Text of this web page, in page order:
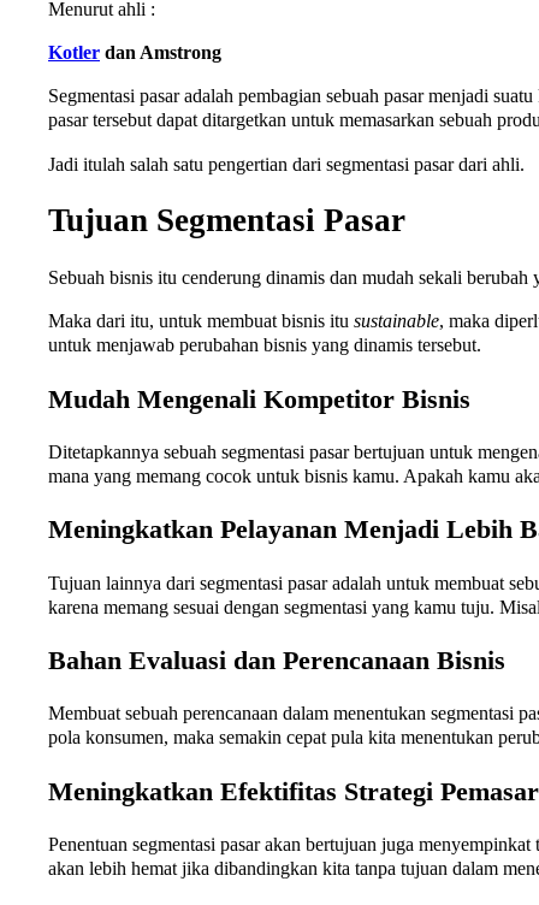
Menurut ahli :
Kotler dan Amstrong
Segmentasi pasar adalah pembagian sebuah pasar menjadi
pasar tersebut dapat ditargetkan untuk memasarkan sebuah
Jadi itulah salah satu pengertian dari segmentasi pasar dari ahli.
Tujuan Segmentasi Pasar
Sebuah bisnis itu cenderung dinamis dan mudah sekali
Maka dari itu, untuk membuat bisnis itu sustainable, maka
untuk menjawab perubahan bisnis yang dinamis tersebut.
Mudah Mengenali Kompetitor Bisnis
Ditetapkannya sebuah segmentasi pasar bertujuan untuk
mana yang memang cocok untuk bisnis kamu. Apakah kamu
Meningkatkan Pelayanan Menjadi Lebih
Tujuan lainnya dari segmentasi pasar adalah untuk membuat
karena memang sesuai dengan segmentasi yang kamu tuju.
Bahan Evaluasi dan Perencanaan Bisnis
Membuat sebuah perencanaan dalam menentukan segmentasi
pola konsumen, maka semakin cepat pula kita menentukan
Meningkatkan Efektifitas Strategi
Penentuan segmentasi pasar akan bertujuan juga
akan lebih hemat jika dibandingkan kita tanpa tujuan dalam